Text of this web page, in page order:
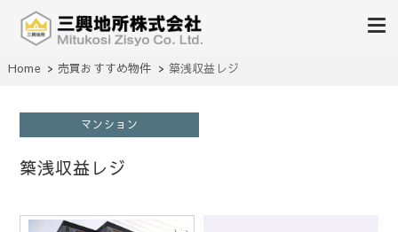
三興地所株式会社
不動産の売買、賃貸、仲介、管理
Home 売買おすすめ物件 築浅収益レジ
マンション
築浅収益レジ